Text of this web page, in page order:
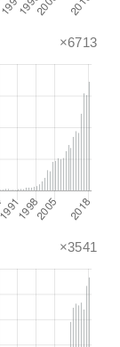
×6713
×3541